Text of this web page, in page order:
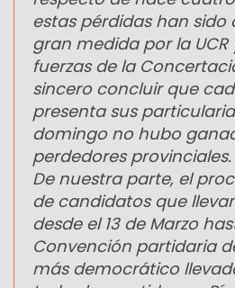
estas pérdidas han sido
gran medida por la UCR
fuerzas de la
sincero concluir que
presenta sus
domingo no hubo
perdedores provinciales.
De nuestra parte, el
de candidatos que
desde el 13 de Marzo
Convención partidaria
más democrático